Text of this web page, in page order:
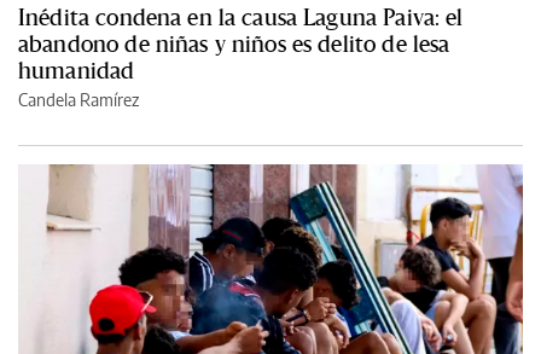
Inédita condena en la causa Laguna Paiva: el
abandono de niñas y niños es delito de lesa
humanidad
Candela Ramírez